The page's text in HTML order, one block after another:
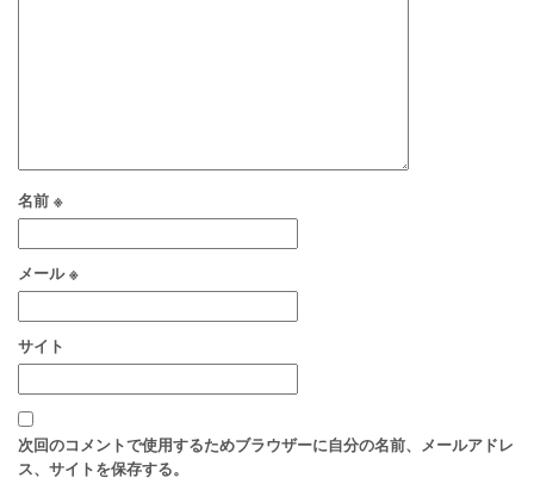
名前 ※
メール※
サイト
次回のコメントで使用するためブラウザーに自分の名前、メールアドレ
ス、サイトを保存する。